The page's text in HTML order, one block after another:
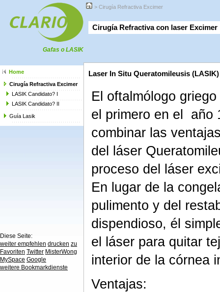
> Cirugía Refractiva Excimer
Cirugía Refractiva con laser Excimer
Gafas o LASIK
Home
Cirugía Refractiva Excimer
LASIK Candidato? I
LASIK Candidato? II
Guía Lasik
Diese Seite:
weiter empfehlen drucken zu
Favoriten Twitter MisterWong
MySpace Google
weitere Bookmarkdienste
Laser In Situ Queratomileusis
El oftalmólogo
el primero en el año
combinar las
del láser
proceso del láser
En lugar de la
pulimento y del
dispendioso, él
el láser para quitar
interior de la córnea
Ventajas: